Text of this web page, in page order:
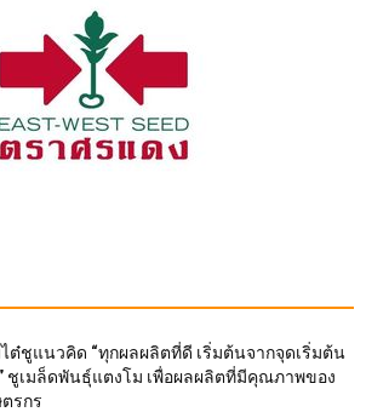
ไต๋ชูแนวคิด “ทุกผลผลิตที่ดี เริ่มต้นจากจุดเริ่มต้น
ชูเมล็ดพันธุ์แตงโม เพื่อผลผลิตที่มีคุณภาพของ
ตรกร